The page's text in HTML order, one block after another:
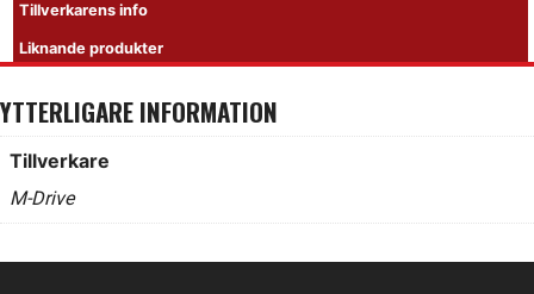
Tillverkarens info
Liknande produkter
YTTERLIGARE INFORMATION
Tillverkare
M-Drive